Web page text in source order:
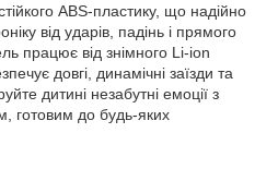
ABS-пластику, що надійно
від ударів, падінь і прямого
працює від знімного Li-ion
довгі, динамічні заїзди та
дитині незабутні емоції з
готовим до будь-яких